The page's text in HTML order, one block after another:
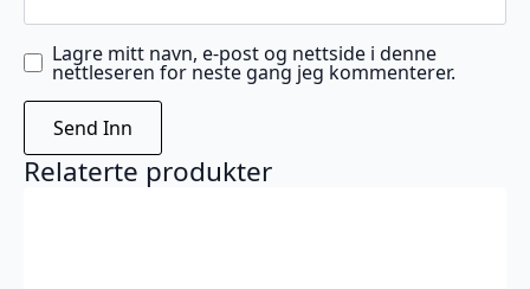
Lagre mitt navn, e-post og nettside i denne
nettleseren for neste gang jeg kommenterer.
Relaterte produkter